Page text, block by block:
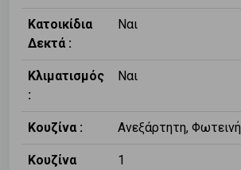
Κατοικίδια
Δεκτά :
Ναι
Κλιματισμός
:
Ναι
Κουζίνα : Ανεξάρτητη, Φωτεινή
Κουζίνα
1